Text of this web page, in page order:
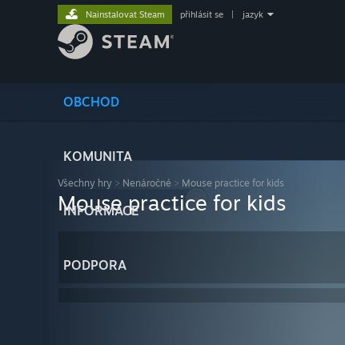
OBCHOD
KOMUNITA
INFORMACE
PODPORA
Nainstalovat Steam přihlásit se jazyk
Všechny hry > Nenáročné > Mouse practice for kids
Mouse practice for kids